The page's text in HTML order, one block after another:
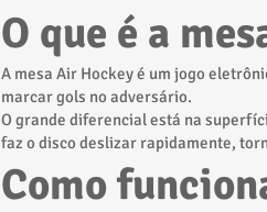
O que é a
A mesa Air Hockey é um jogo
marcar gols no adversário.
O grande diferencial está na
faz o disco deslizar rapidamente,
Como